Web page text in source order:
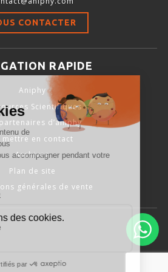
Thermique
ET EXPLORATOIRE
MOTEUR
D’ANÉSTHÉSIE
CHARBON ACTIF
CONTACTER
RAPIDE
Aniphy
Scientifiques
d’aniphy
mettre en contact
Archives
Plan de site
générales de vente